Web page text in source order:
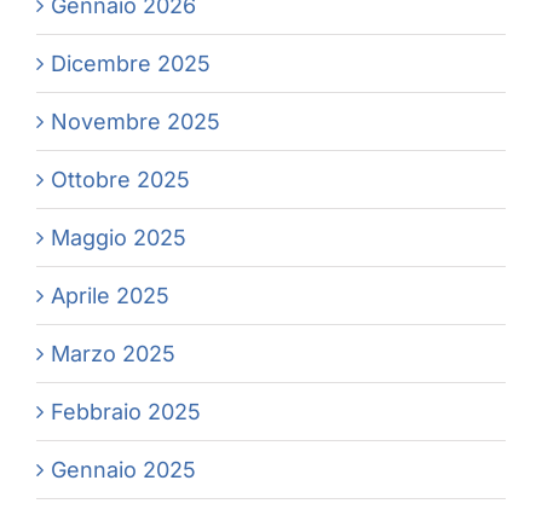
Gennaio 2026
Dicembre 2025
Novembre 2025
Ottobre 2025
Maggio 2025
Aprile 2025
Marzo 2025
Febbraio 2025
Gennaio 2025